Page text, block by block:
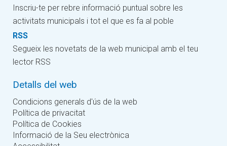
Inscriu-te per rebre informació puntual sobre les
activitats municipals i tot el que es fa al poble
RSS
Segueix les novetats de la web municipal amb el teu
lector RSS
Detalls del web
Condicions generals d'ús de la web
Política de privacitat
Política de Cookies
Informació de la Seu electrònica